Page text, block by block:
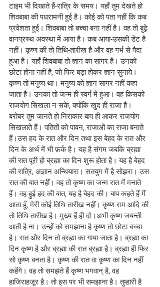
टाइम भी दिखाते हैं-रात्रि के समय। यहाँ तुम देखते हो
शिवबाबा की पधरामनी हुई है। कोई को पता नहीं कि कब
प्रवेशता हुई। शिवबाबा तो बच्चा बना नहीं है। वह तो बुढ़े
वानप्रस्थ अवस्था में आया है। कब आया-उसकी डेट है
नहीं। कृष्ण की तो तिथि-तारीख है और वह गर्भ से पैदा
हुआ है। यहाँ शिवबाबा तो ज्ञान का सागर है। उनको
छोटा होना नहीं है, जो फिर बड़ा होकर ज्ञान सुनाये।
कृष्ण तो मनुष्य था। मनुष्य को ज्ञान सागर नहीं कहा
जाता है। उनका तो जन्म ही स्वर्ग में हुआ। वह किसको
राजयोग सिखला न सके, क्योंकि खुद ही राजा है।
बरोबर तुम जानते हो निराकार बाप ही आकर राजयोग
सिखलाते हैं। पतितों को पावन, राजाओं का राजा बनाते
हैं।उस हद के रात और दिन तथा इस बेहद के रात और
दिन के अर्थ में भी फ़र्क है। यह है संगम जबकि ब्रह्मा
की रात पूरी हो ब्रह्मा का दिन शुरू होता है। यह है बेहद
की रात्रि, अज्ञान अन्धियारा। सतयुग में है सोझरा। उस
रात की बात नहीं। वह तो कृष्ण का जन्म रात में मनाते
हैं। वह हुई हद की बात, यह है बेहद की। बाप कहते हैं मैं
आता हूँ, मेरी कोई तिथि-तारीख नहीं। कृष्ण-राम आदि की
तो तिथि-तारीख है। मुख्य हैं ही दो।अभी कृष्ण जयन्ती
आती है ना। उन्हों को समझाना है कृष्ण तो छोटा बच्चा
है। रात और दिन तो ब्रह्मा का गाया जाता है। ब्रह्मा का
दिन कृष्ण है और ब्रह्मा की रात ब्रह्मा है। ब्रह्मा ही फिर
सो कृष्ण बनता है। कृष्ण की रात वा कृष्ण का दिन नहीं
कहेंगे। वह तो समझते हैं कृष्ण भगवान् है, वह
हाजिराहजूर है। तो इस पर भी समझाना है। तुम्हारी है